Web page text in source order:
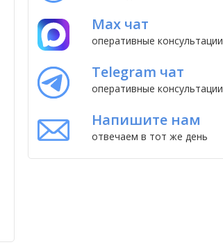
Max чат
оперативные консультации
Telegram чат
оперативные консультации
Напишите нам
отвечаем в тот же день